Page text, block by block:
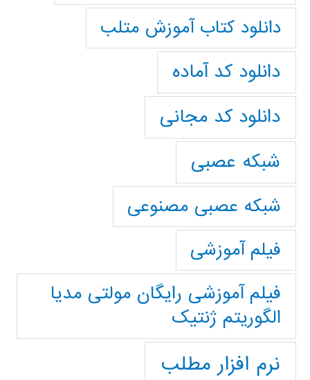
دانلود کتاب آموزش متلب
دانلود کد آماده
دانلود کد مجانی
شبکه عصبی
شبکه عصبی مصنوعی
فیلم آموزشی
فیلم آموزشی رایگان مولتی مدیا
الگوریتم ژنتیک
نرم افزار مطلب